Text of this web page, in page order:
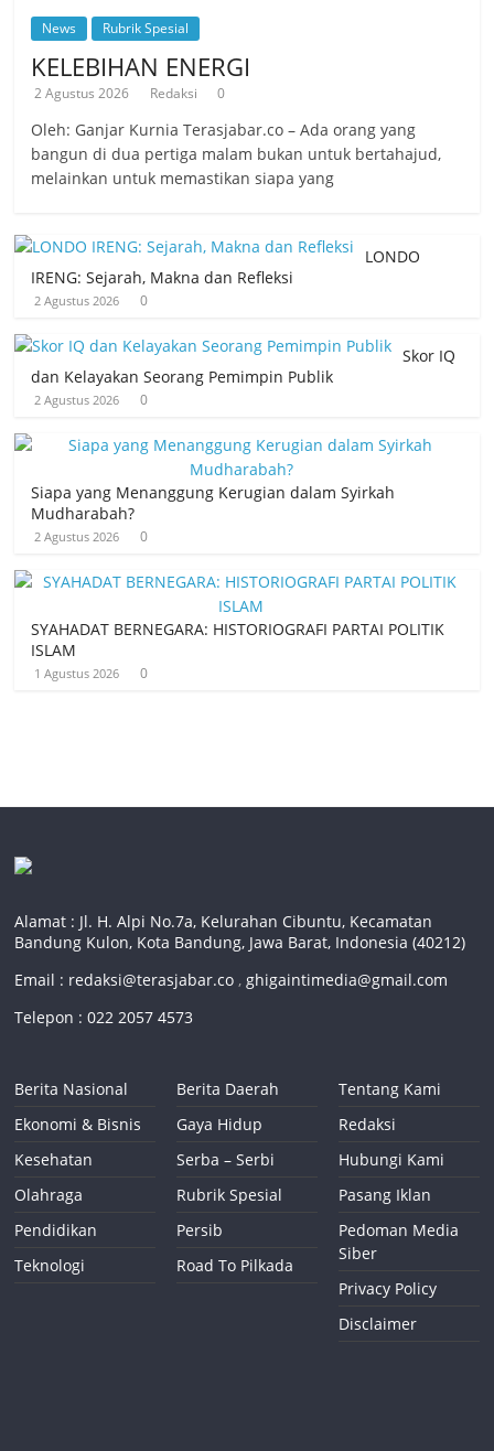
News Rubrik Spesial
KELEBIHAN ENERGI
2 Agustus 2026 Redaksi 0
Oleh: Ganjar Kurnia Terasjabar.co – Ada orang yang
bangun di dua pertiga malam bukan untuk bertahajud,
melainkan untuk memastikan siapa yang
LONDO
IRENG: Sejarah, Makna dan Refleksi
2 Agustus 2026 0
Skor IQ
dan Kelayakan Seorang Pemimpin Publik
2 Agustus 2026 0
Siapa yang Menanggung Kerugian dalam Syirkah
Mudharabah?
2 Agustus 2026 0
SYAHADAT BERNEGARA: HISTORIOGRAFI PARTAI POLITIK
ISLAM
1 Agustus 2026 0
Alamat : Jl. H. Alpi No.7a, Kelurahan Cibuntu, Kecamatan
Bandung Kulon, Kota Bandung, Jawa Barat, Indonesia (40212)
Email : redaksi@terasjabar.co ,ghigaintimedia@gmail.com
Telepon : 022 2057 4573
Berita Nasional
Ekonomi & Bisnis
Kesehatan
Olahraga
Pendidikan
Teknologi
Berita Daerah
Gaya Hidup
Serba – Serbi
Rubrik Spesial
Persib
Road To Pilkada
Tentang Kami
Redaksi
Hubungi Kami
Pasang Iklan
Pedoman Media
Siber
Privacy Policy
Disclaimer